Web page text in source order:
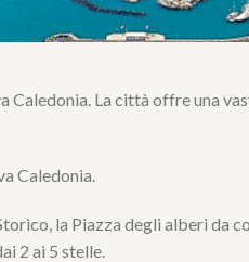
Caledonia. La città offre una
Caledonia.
la Piazza degli alberi da
2 ai 5 stelle.